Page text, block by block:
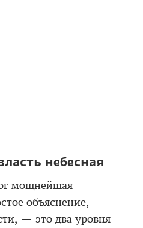
небесная
мощнейшая
объяснение,
— это два уровня